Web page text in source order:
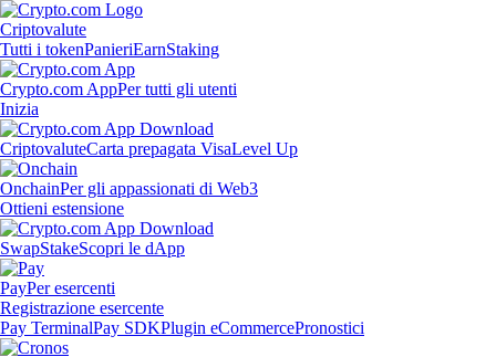
Criptovalute
Tutti i tokenPanieriEarnStaking
Crypto.com AppPer tutti gli utenti
Inizia
CriptovaluteCarta prepagata VisaLevel Up
OnchainPer gli appassionati di Web3
Ottieni estensione
SwapStakeScopri le dApp
PayPer esercenti
Registrazione esercente
Pay TerminalPay SDKPlugin eCommercePronostici